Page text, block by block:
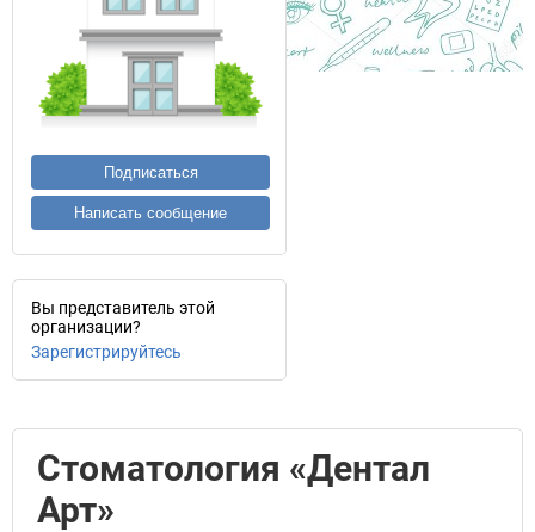
Подписаться
Написать сообщение
Вы представитель этой
организации?
Зарегистрируйтесь
Стоматология «Дентал
Арт»